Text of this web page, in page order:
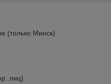
(только Минск)
лиц)